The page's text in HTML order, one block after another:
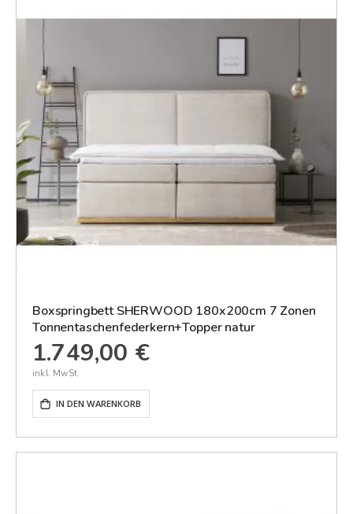
Boxspringbett SHERWOOD 180x200cm 7 Zonen
Tonnentaschenfederkern+Topper natur
1.749,00 €
IN DEN WARENKORB